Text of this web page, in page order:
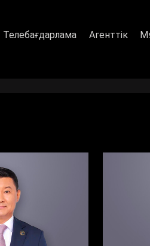
Телебағдарлама Агенттік